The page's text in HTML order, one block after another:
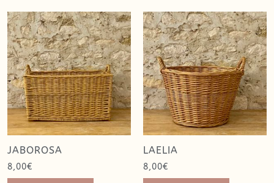
JABOROSA
8,00€
LAELIA
8,00€